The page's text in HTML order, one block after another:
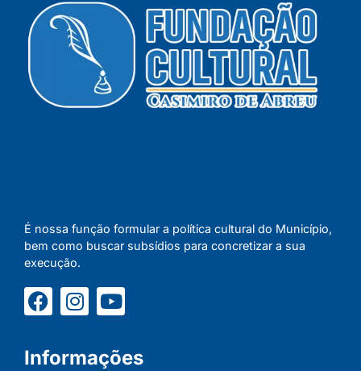
É nossa função formular a política cultural do Município,
bem como buscar subsídios para concretizar a sua
execução.
Informações